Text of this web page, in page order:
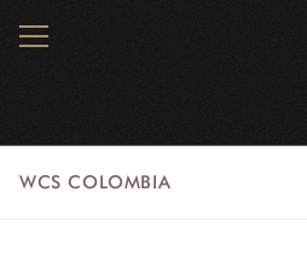
MENU
WCS COLOMBIA